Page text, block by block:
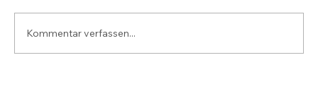
Kommentar verfassen...